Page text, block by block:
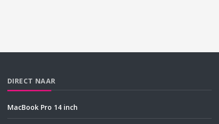
DIRECT NAAR
MacBook Pro 14 inch